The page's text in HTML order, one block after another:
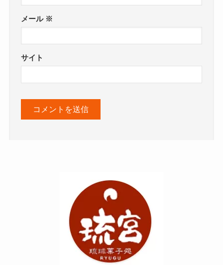
メール ※
サイト